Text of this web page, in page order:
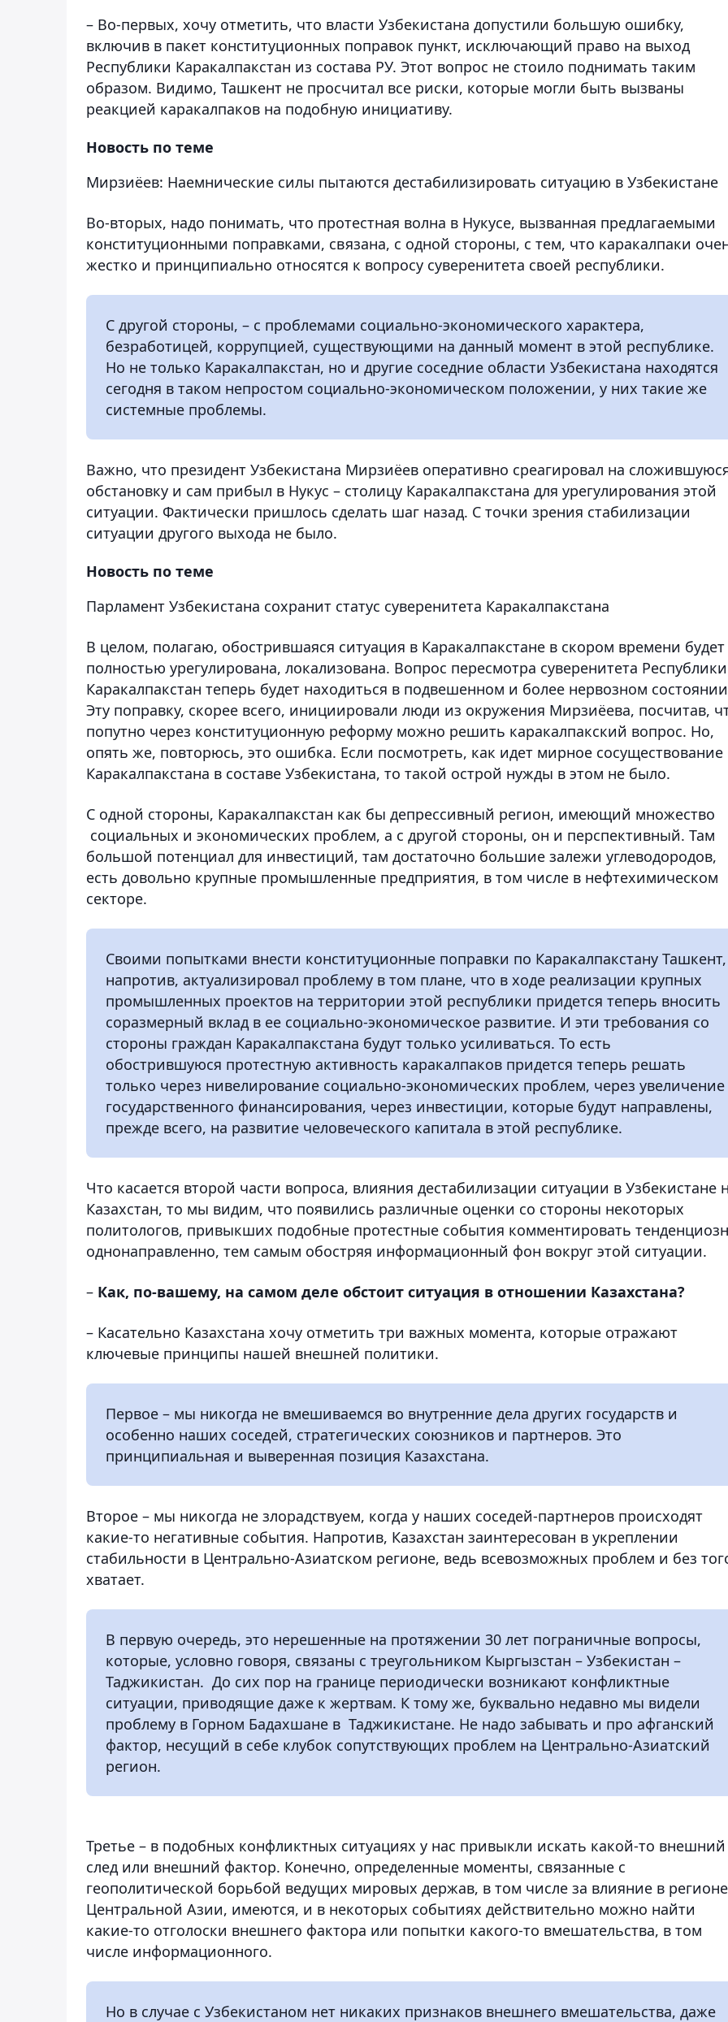
– Во-первых, хочу отметить, что власти Узбекистана допустили большую ошибку,
включив в пакет конституционных поправок пункт, исключающий право на выход
Республики Каракалпакстан из состава РУ. Этот вопрос не стоило поднимать таким
образом. Видимо, Ташкент не просчитал все риски, которые могли быть вызваны
реакцией каракалпаков на подобную инициативу.
Новость по теме
Мирзиёев: Наемнические силы пытаются дестабилизировать ситуацию в Узбекистане
Во-вторых, надо понимать, что протестная волна в Нукусе, вызванная предлагаемыми
конституционными поправками, связана, с одной стороны, с тем, что каракалпаки
жестко и принципиально относятся к вопросу суверенитета своей республики.
С другой стороны, – с проблемами социально-экономического характера,
безработицей, коррупцией, существующими на данный момент в этой республике.
Но не только Каракалпакстан, но и другие соседние области Узбекистана находятся
сегодня в таком непростом социально-экономическом положении, у них такие же
системные проблемы.
Важно, что президент Узбекистана Мирзиёев оперативно среагировал на
обстановку и сам прибыл в Нукус – столицу Каракалпакстана для урегулирования этой
ситуации. Фактически пришлось сделать шаг назад. С точки зрения стабилизации
ситуации другого выхода не было.
Новость по теме
Парламент Узбекистана сохранит статус суверенитета Каракалпакстана
В целом, полагаю, обострившаяся ситуация в Каракалпакстане в скором времени будет
полностью урегулирована, локализована. Вопрос пересмотра суверенитета Республики
Каракалпакстан теперь будет находиться в подвешенном и более нервозном
Эту поправку, скорее всего, инициировали люди из окружения Мирзиёева, посчитав,
попутно через конституционную реформу можно решить каракалпакский вопрос. Но,
опять же, повторюсь, это ошибка. Если посмотреть, как идет мирное сосуществование
Каракалпакстана в составе Узбекистана, то такой острой нужды в этом не было.
С одной стороны, Каракалпакстан как бы депрессивный регион, имеющий множество
социальных и экономических проблем, а с другой стороны, он и перспективный. Там
большой потенциал для инвестиций, там достаточно большие залежи углеводородов,
есть довольно крупные промышленные предприятия, в том числе в нефтехимическом
секторе.
Своими попытками внести конституционные поправки по Каракалпакстану Ташкент,
напротив, актуализировал проблему в том плане, что в ходе реализации крупных
промышленных проектов на территории этой республики придется теперь вносить
соразмерный вклад в ее социально-экономическое развитие. И эти требования со
стороны граждан Каракалпакстана будут только усиливаться. То есть
обострившуюся протестную активность каракалпаков придется теперь решать
только через нивелирование социально-экономических проблем, через увеличение
государственного финансирования, через инвестиции, которые будут направлены,
прежде всего, на развитие человеческого капитала в этой республике.
Что касается второй части вопроса, влияния дестабилизации ситуации в Узбекистане
Казахстан, то мы видим, что появились различные оценки со стороны некоторых
политологов, привыкших подобные протестные события комментировать
однонаправленно, тем самым обостряя информационный фон вокруг этой ситуации.
– Как, по-вашему, на самом деле обстоит ситуация в отношении Казахстана?
– Касательно Казахстана хочу отметить три важных момента, которые отражают
ключевые принципы нашей внешней политики.
Первое – мы никогда не вмешиваемся во внутренние дела других государств и
особенно наших соседей, стратегических союзников и партнеров. Это
принципиальная и выверенная позиция Казахстана.
Второе – мы никогда не злорадствуем, когда у наших соседей-партнеров происходят
какие-то негативные события. Напротив, Казахстан заинтересован в укреплении
стабильности в Центрально-Азиатском регионе, ведь всевозможных проблем и без
хватает.
В первую очередь, это нерешенные на протяжении 30 лет пограничные вопросы,
которые, условно говоря, связаны с треугольником Кыргызстан – Узбекистан –
Таджикистан. До сих пор на границе периодически возникают конфликтные
ситуации, приводящие даже к жертвам. К тому же, буквально недавно мы видели
проблему в Горном Бадахшане в Таджикистане. Не надо забывать и про афганский
фактор, несущий в себе клубок сопутствующих проблем на Центрально-Азиатский
регион.
Третье – в подобных конфликтных ситуациях у нас привыкли искать какой-то внешний
след или внешний фактор. Конечно, определенные моменты, связанные с
геополитической борьбой ведущих мировых держав, в том числе за влияние в регионе
Центральной Азии, имеются, и в некоторых событиях действительно можно найти
какие-то отголоски внешнего фактора или попытки какого-то вмешательства, в том
числе информационного.
Но в случае с Узбекистаном нет никаких признаков внешнего вмешательства, даже